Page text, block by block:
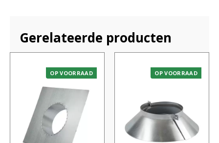
Gerelateerde producten
OP VOORRAAD OP VOORRAAD